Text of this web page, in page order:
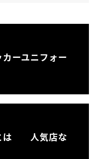
ーユニフォー
は 人気店な